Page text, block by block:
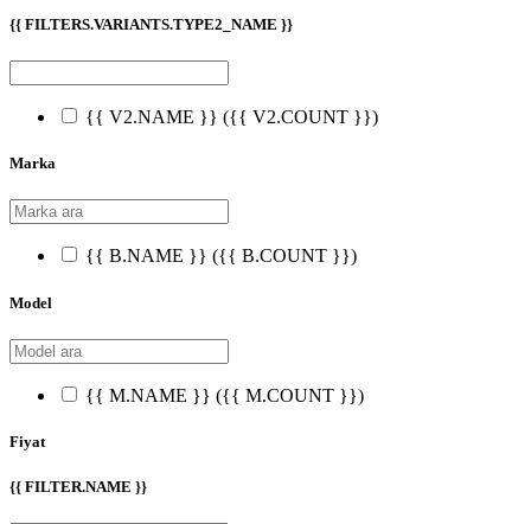
{{ FILTERS.VARIANTS.TYPE2_NAME }}
{{ V2.NAME }} ({{ V2.COUNT }})
Marka
{{ B.NAME }} ({{ B.COUNT }})
Model
{{ M.NAME }} ({{ M.COUNT }})
Fiyat
{{ FILTER.NAME }}